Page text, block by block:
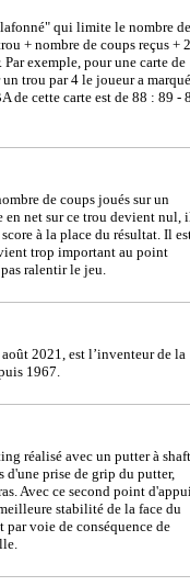
qui limite le nombre de
+ nombre de coups reçus + 2
exemple, pour une carte de
trou par 4 le joueur a marqué
de cette carte est de 88 : 89 -
de coups joués sur un
net sur ce trou devient nul,
à la place du résultat. Il
trop important au point
ralentir le jeu.
2021, est l’inventeur de la
1967.
réalisé avec un putter à shaft
prise de grip du putter,
Avec ce second point
stabilité de la face du
voie de conséquence de